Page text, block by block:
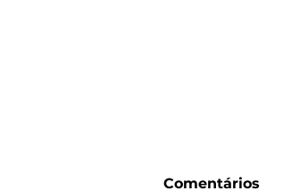
Comentários